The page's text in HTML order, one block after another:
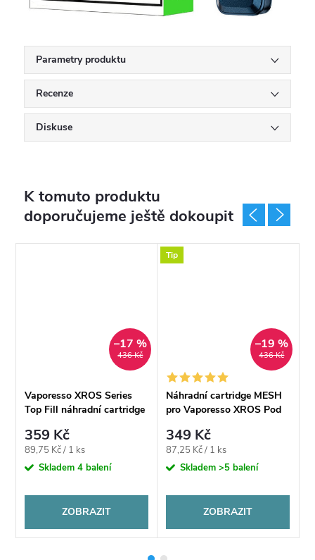
Parametry produktu
Recenze
Diskuse
K tomuto produktu
doporučujeme ještě dokoupit
436 Kč
–17 %
Vaporesso XROS Series
Top Fill náhradní cartridge
359 Kč
Měrná
cena:
89,75 Kč / 1 ks
Skladem4 balení
ZOBRAZIT
Tip
436 Kč
–19 %
Náhradní cartridge MESH
pro Vaporesso XROS Pod
349 Kč
Měrná
cena:
87,25 Kč / 1 ks
Skladem>5 balení
ZOBRAZIT